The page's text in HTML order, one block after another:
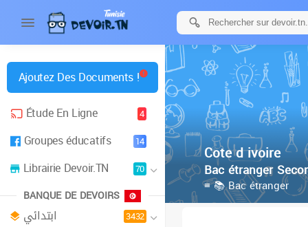
Ajoutez Des Documents !
Étude En Ligne
4
Groupes éducatifs 14
Librairie Devoir.TN 70
BANQUE DE DEVOIRS
ابتدائي 3432
Cote d ivoire
Bac étranger
≡ 📚 Bac étranger